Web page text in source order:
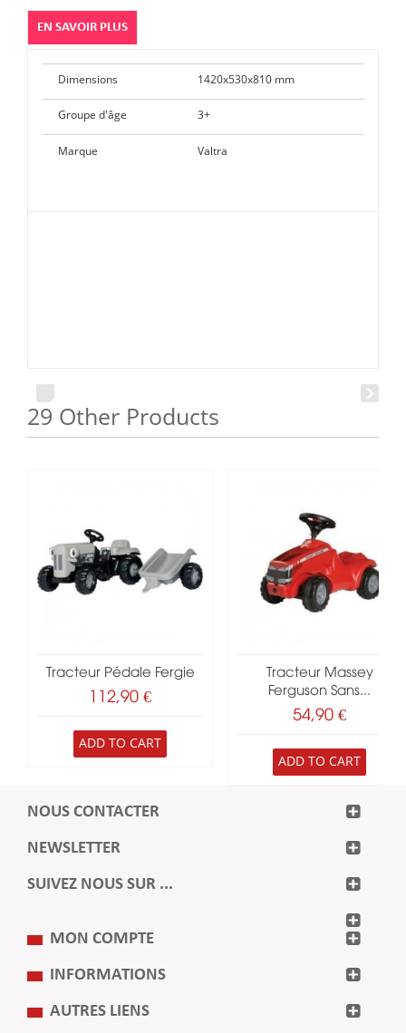
EN SAVOIR PLUS
Dimensions 1420x530x810 mm
Groupe d'âge 3+
Marque Valtra
29 Other Products
Tracteur Pédale Fergie
112,90 €
ADD TO CART
Tracteur Massey
Ferguson Sans...
54,90 €
ADD TO CART
NOUS CONTACTER
NEWSLETTER
SUIVEZ NOUS SUR ...
MON COMPTE
INFORMATIONS
AUTRES LIENS